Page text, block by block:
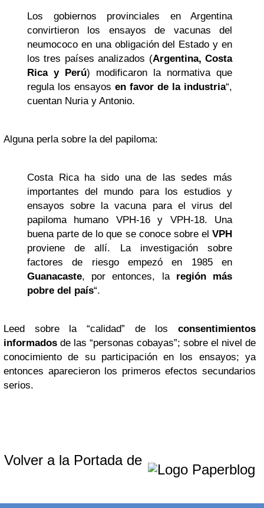
Los gobiernos provinciales en Argentina
convirtieron los ensayos de vacunas del
neumococo en una obligación del Estado y en
los tres países analizados (Argentina, Costa
Rica y Perú) modificaron la normativa que
regula los ensayos en favor de la industria“,
cuentan Nuria y Antonio.
Alguna perla sobre la del papiloma:
Costa Rica ha sido una de las sedes más
importantes del mundo para los estudios y
ensayos sobre la vacuna para el virus del
papiloma humano VPH-16 y VPH-18. Una
buena parte de lo que se conoce sobre el VPH
proviene de allí. La investigación sobre
factores de riesgo empezó en 1985 en
Guanacaste, por entonces, la región más
pobre del país“.
Leed sobre la “calidad” de los consentimientos
informados de las “personas cobayas”; sobre el nivel de
conocimiento de su participación en los ensayos; ya
entonces aparecieron los primeros efectos secundarios
serios.
Volver a la Portada de